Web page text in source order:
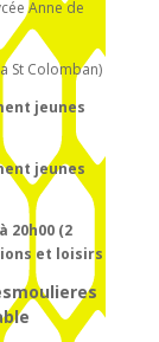
Anne de
St Colomban)
jeunes
jeunes
20h00 (2
et loisirs